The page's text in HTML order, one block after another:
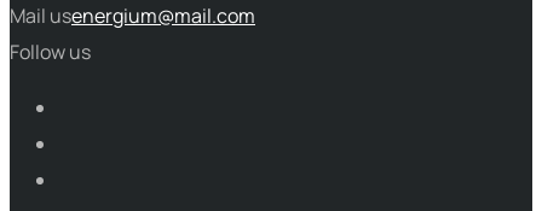
Mail usenergium@mail.com
Follow us